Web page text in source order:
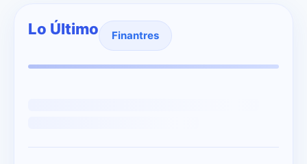
Lo Último Finantres